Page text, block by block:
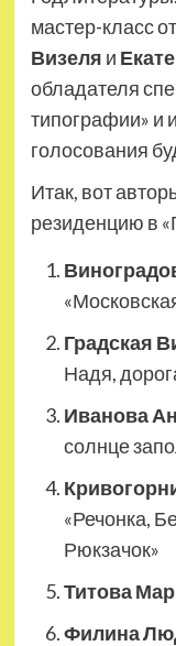
мастер-класс от
Визеля и
обладателя
типографии» и
голосования
Итак, вот
резиденцию в
Градская
Надя,
Иванова
солнце
«Речонка,
Рюкзачок»
Титова
Филина